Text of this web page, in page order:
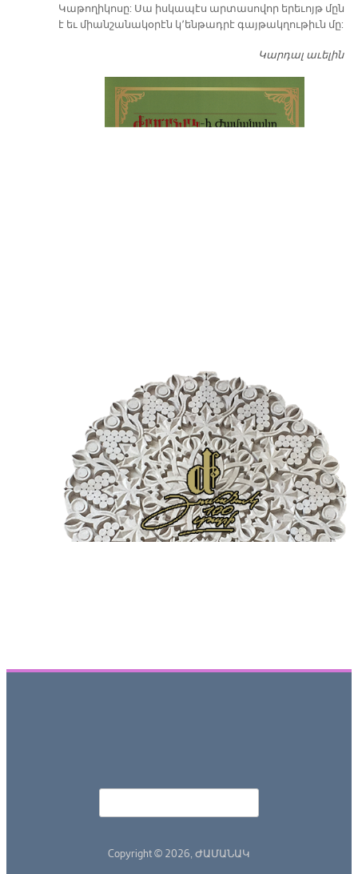
Կաթողիկոսը: Սա իսկապէս արտասովոր երեւոյթ մըն
է եւ միանշանակօրէն կ՚ենթադրէ գայթակղութիւն մը:
Կարդալ աւելին
Copyright © 2026, ԺԱՄԱՆԱԿ